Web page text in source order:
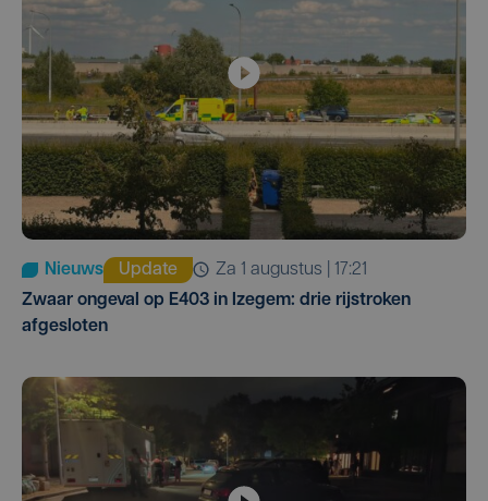
Nieuws Update
za 1 augustus | 17:21
Zwaar ongeval op E403 in Izegem: drie rijstroken
afgesloten